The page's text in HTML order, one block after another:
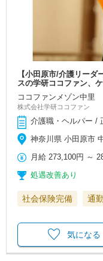
【小田原市/介護リー
スの学研ココファン、
ココファンメゾン中里
株式会社学研ココファン
介護職・ヘルパー /
神奈川県 小田原市
月給 273,100円 ～
処遇改善あり
社会保険完備 通
気になる